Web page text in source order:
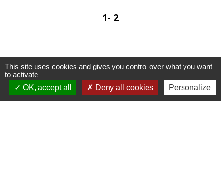
1- 2
Contacts
This site uses cookies and gives you control over what you want
to activate
OK, accept all
Deny all cookies Personalize